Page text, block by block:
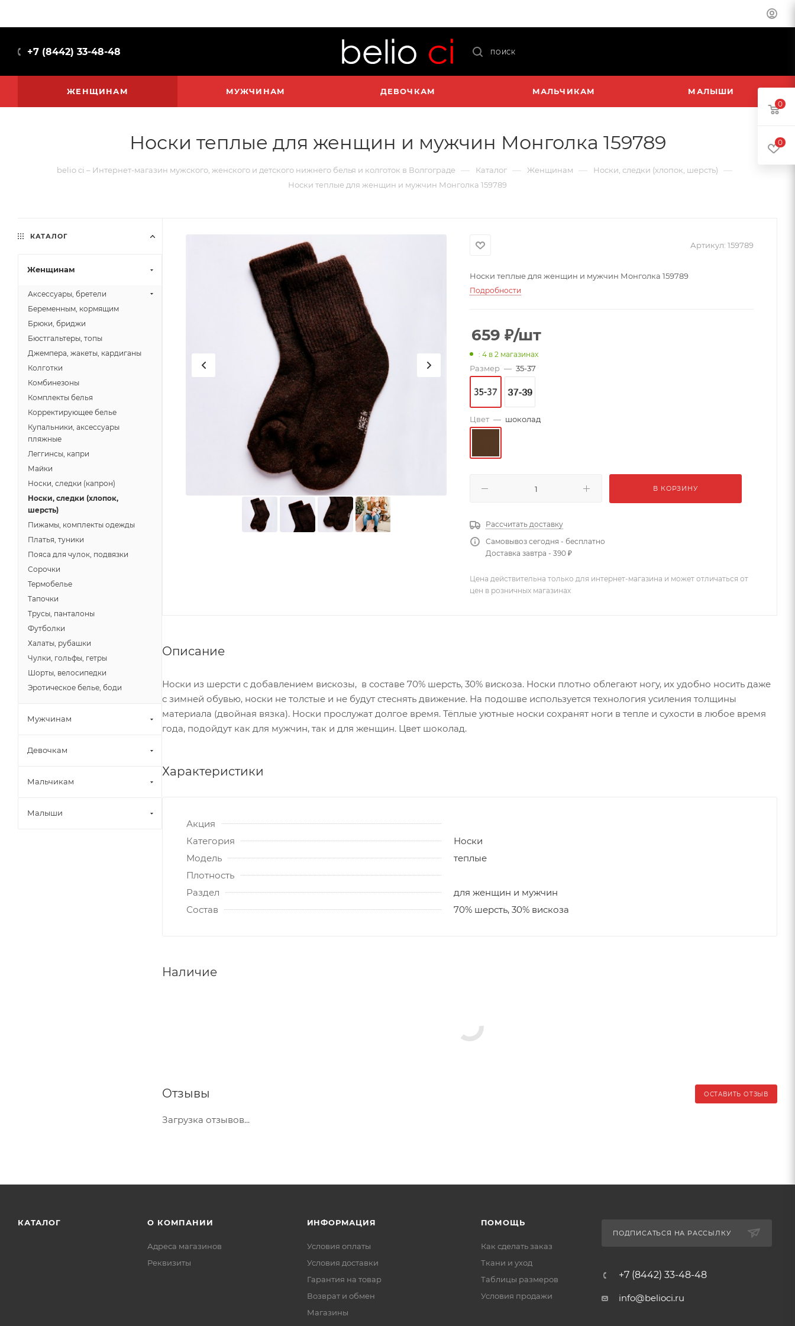
+7 (8442) 33-48-48 ПОИСК
ЖЕНЩИНАМ МУЖЧИНАМ ДЕВОЧКАМ МАЛЬЧИКАМ МАЛЫШИ
Носки теплые для женщин и мужчин Монголка 159789
belio ci – Интернет-магазин мужского, женского и детского нижнего белья и колготок в Волгограде — Каталог — Женщинам — Носки, следки (хлопок, шерсть) —
Носки теплые для женщин и мужчин Монголка 159789
Артикул: 159789
Носки теплые для женщин и мужчин Монголка 159789
Подробности
659 ₽/шт
: 4 в 2 магазинах
Размер — 35-37
Цвет — шоколад
В КОРЗИНУ
Рассчитать доставку
Самовывоз сегодня - бесплатно
Доставка завтра - 390 ₽
Цена действительна только для интернет-магазина и может отличаться от
цен в розничных магазинах
Описание
Носки из шерсти с добавлением вискозы, в составе 70% шерсть, 30% вискоза. Носки плотно облегают ногу, их удобно носить даже
с зимней обувью, носки не толстые и не будут стеснять движение. На подошве используется технология усиления толщины
материала (двойная вязка). Носки прослужат долгое время. Тёплые уютные носки сохранят ноги в тепле и сухости в любое время
года, подойдут как для мужчин, так и для женщин. Цвет шоколад.
Характеристики
Акция
Категория
Носки
Модель
теплые
Плотность
Раздел
для женщин и мужчин
Состав
70% шерсть, 30% вискоза
Наличие
Отзывы ОСТАВИТЬ ОТЗЫВ
Загрузка отзывов...
КАТАЛОГ
Женщинам
Аксессуары, бретели
Беременным, кормящим
Брюки, бриджи
Бюстгальтеры, топы
Джемпера, жакеты, кардиганы
Колготки
Комбинезоны
Комплекты белья
Корректирующее белье
Купальники, аксессуары
пляжные
Леггинсы, капри
Майки
Носки, следки (капрон)
Носки, следки (хлопок,
шерсть)
Пижамы, комплекты одежды
Платья, туники
Пояса для чулок, подвязки
Сорочки
Термобелье
Тапочки
Трусы, панталоны
Футболки
Халаты, рубашки
Чулки, гольфы, гетры
Шорты, велосипедки
Эротическое белье, боди
Мужчинам
Девочкам
Мальчикам
Малыши
КАТАЛОГ О КОМПАНИИ
Адреса магазинов
Реквизиты
ИНФОРМАЦИЯ
Условия оплаты
Условия доставки
Гарантия на товар
Возврат и обмен
Магазины
ПОМОЩЬ
Как сделать заказ
Ткани и уход
Таблицы размеров
Условия продажи
ПОДПИСАТЬСЯ НА РАССЫЛКУ
+7 (8442) 33-48-48
info@belioci.ru
0
0